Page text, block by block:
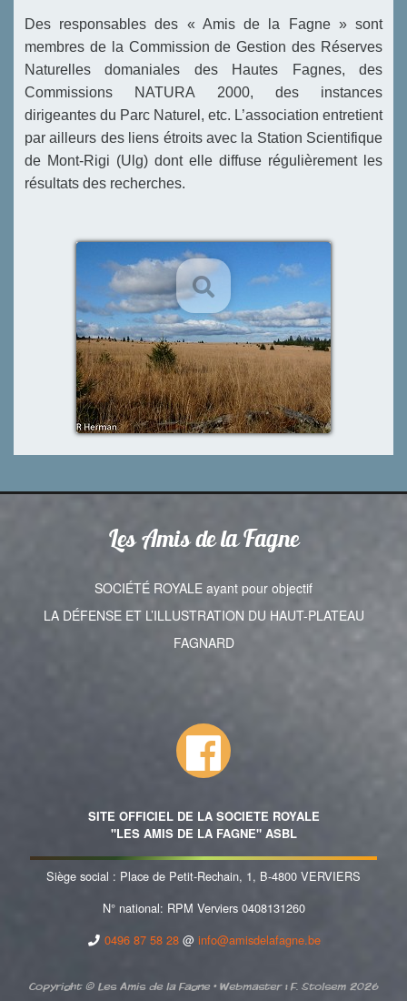
Des responsables des « Amis de la Fagne » sont
membres de la Commission de Gestion des Réserves
Naturelles domaniales des Hautes Fagnes, des
Commissions NATURA 2000, des instances
dirigeantes du Parc Naturel, etc. L’association entretient
par ailleurs des liens étroits avec la Station Scientifique
de Mont-Rigi (Ulg) dont elle diffuse régulièrement les
résultats des recherches.
Devenir membre
Les Amis de la Fagne
SOCIÉTÉ ROYALE ayant pour objectif
LA DÉFENSE ET L’ILLUSTRATION DU HAUT-PLATEAU
FAGNARD
SITE OFFICIEL DE LA SOCIETE ROYALE
"LES AMIS DE LA FAGNE" ASBL
Siège social : Place de Petit-Rechain, 1, B-4800 VERVIERS
N° national: RPM Verviers 0408131260
0496 87 58 28 @ info@amisdelafagne.be
Copyright © Les Amis de la Fagne • Webmaster : F. Stolsem 2026